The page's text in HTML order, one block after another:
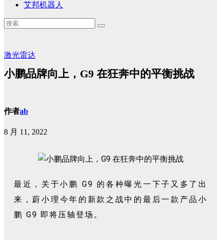
艾邦机器人
激光雷达
小鹏品牌向上，G9 在狂奔中的平衡挑战
作者ab
8 月 11, 2022
最近，关于小鹏 G9 的各种曝光一下子又多了出
来，蔚小理今年的新款之战中的最后一款产品小
鹏 G9 即将压轴登场。